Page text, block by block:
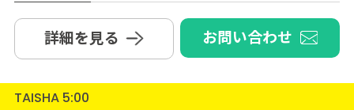
詳細を見る お問い合わせ
TAISHA 5:00